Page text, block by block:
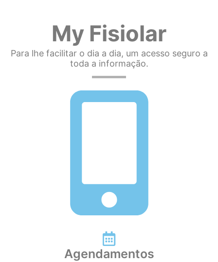
My Fisiolar
Para lhe facilitar o dia a dia, um acesso seguro a
toda a informação.
Agendamentos